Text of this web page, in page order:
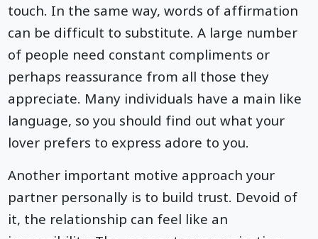
touch. In the same way, words of affirmation
can be difficult to substitute. A large number
of people need constant compliments or
perhaps reassurance from all those they
appreciate. Many individuals have a main like
language, so you should find out what your
lover prefers to express adore to you.
Another important motive approach your
partner personally is to build trust. Devoid of
it, the relationship can feel like an